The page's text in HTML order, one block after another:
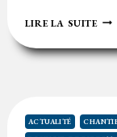
LIRE LA SUITE
DES
ET
ACTUALITÉ